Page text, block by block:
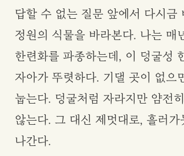
답할 수 없는 질문 앞에서 다시금
정원의 식물을 바라본다. 나는 매
한련화를 파종하는데, 이 덩굴성
자아가 뚜렷하다. 기댈 곳이 없으
눕는다. 덩굴처럼 자라지만 얌전
않는다. 그 대신 제멋대로, 흘러가
나간다.